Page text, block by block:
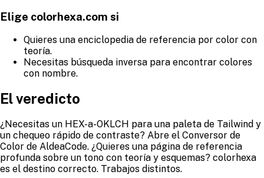
Elige colorhexa.com si
Quieres una enciclopedia de referencia por color con
teoría.
Necesitas búsqueda inversa para encontrar colores
con nombre.
El veredicto
¿Necesitas un HEX-a-OKLCH para una paleta de Tailwind y
un chequeo rápido de contraste? Abre el Conversor de
Color de AldeaCode. ¿Quieres una página de referencia
profunda sobre un tono con teoría y esquemas? colorhexa
es el destino correcto. Trabajos distintos.